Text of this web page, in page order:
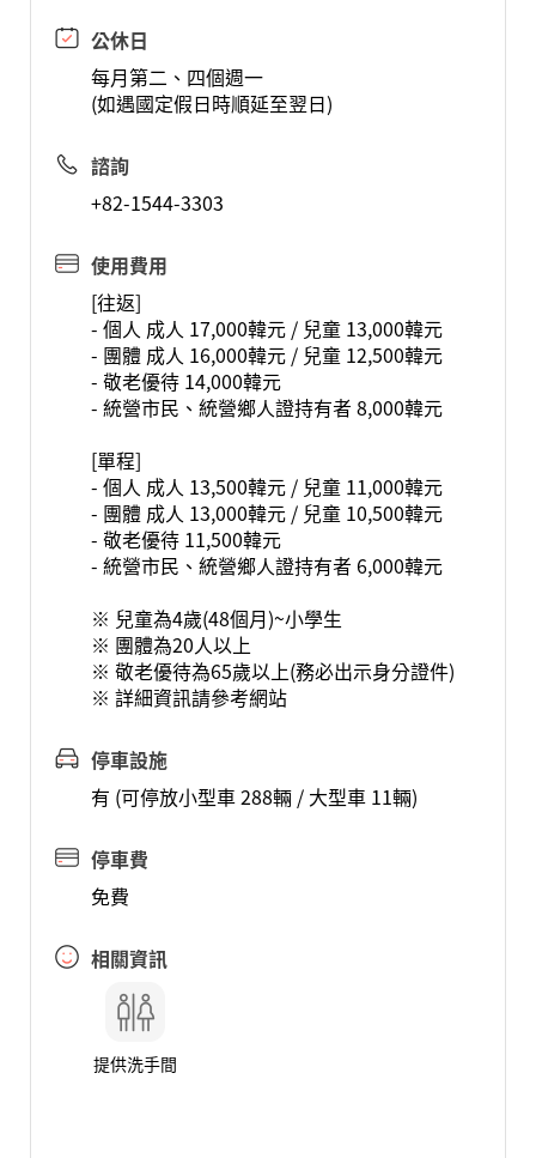
公休日
每月第二、四個週一
(如遇國定假日時順延至翌日)
諮詢
+82-1544-3303
使用費用
[往返]
- 個人 成人 17,000韓元 / 兒童 13,000韓元
- 團體 成人 16,000韓元 / 兒童 12,500韓元
- 敬老優待 14,000韓元
- 統營市民、統營鄉人證持有者 8,000韓元
[單程]
- 個人 成人 13,500韓元 / 兒童 11,000韓元
- 團體 成人 13,000韓元 / 兒童 10,500韓元
- 敬老優待 11,500韓元
- 統營市民、統營鄉人證持有者 6,000韓元
※ 兒童為4歲(48個月)~小學生
※ 團體為20人以上
※ 敬老優待為65歲以上(務必出示身分證件)
※ 詳細資訊請參考網站
停車設施
有 (可停放小型車 288輛 / 大型車 11輛)
停車費
免費
相關資訊
提供洗手間